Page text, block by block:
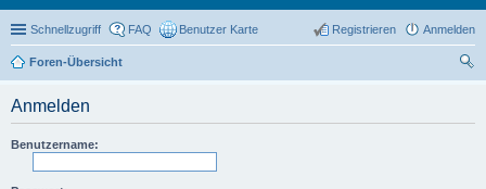
Schnellzugriff FAQ Benutzer Karte Anmelden
Registrieren
Foren-Übersicht
Anmelden
Benutzername: